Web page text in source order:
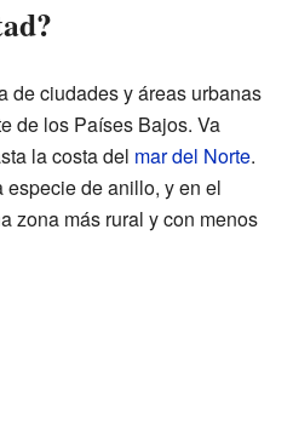
de ciudades y áreas urbanas
de los Países Bajos. Va
la costa del mar del Norte.
especie de anillo, y en el
zona más rural y con menos